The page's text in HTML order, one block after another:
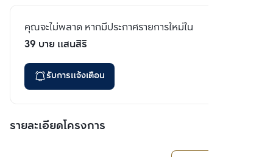
คุณจะไม่พลาด หากมีประกาศรายการใหม่ใน
39 บาย แสนสิริ
รับการแจ้งเตือน
รายละเอียดโครงการ